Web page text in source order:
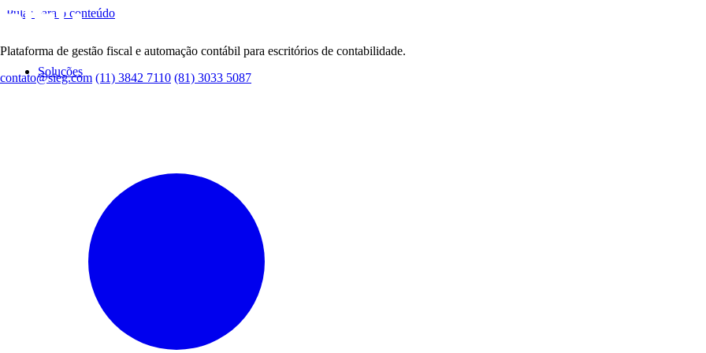
Pular para o conteúdo
Soluções
Plataforma de gestão fiscal e automação contábil para escritórios de contabilidade.
contato@sieg.com (11) 3842 7110 (81) 3033 5087